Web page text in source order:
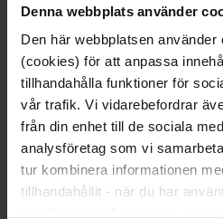
Denna webbplats använder
Den här webbplatsen använder
(cookies) för att anpassa
tillhandahålla funktioner för
vår trafik. Vi vidarebefordrar
från din enhet till de sociala
analysföretag som vi
tur kombinera informationen
tillhandahållit - när du har
Datum: 20 november - 21
Tid: 08:00 - 17:00
Plats: Digitalt från
Typ: Kurs
Varmt välkomna!